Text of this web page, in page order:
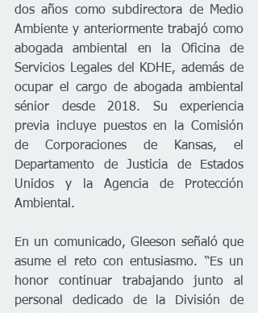
dos años como subdirectora de Medio
Ambiente y anteriormente trabajó como
abogada ambiental en la Oficina de
Servicios Legales del KDHE, además de
ocupar el cargo de abogada ambiental
sénior desde 2018. Su experiencia
previa incluye puestos en la Comisión
de Corporaciones de Kansas, el
Departamento de Justicia de Estados
Unidos y la Agencia de Protección
Ambiental.
En un comunicado, Gleeson señaló que
asume el reto con entusiasmo. “Es un
honor continuar trabajando junto al
personal dedicado de la División de